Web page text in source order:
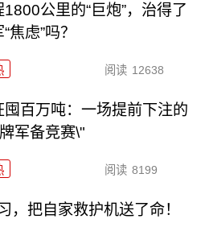
1800公里的“巨炮”，治得了
焦虑”吗？
阅读 12638
囤百万吨：一场提前下注的
军备竞赛\"
阅读 8199
，把自家救护机送了命！